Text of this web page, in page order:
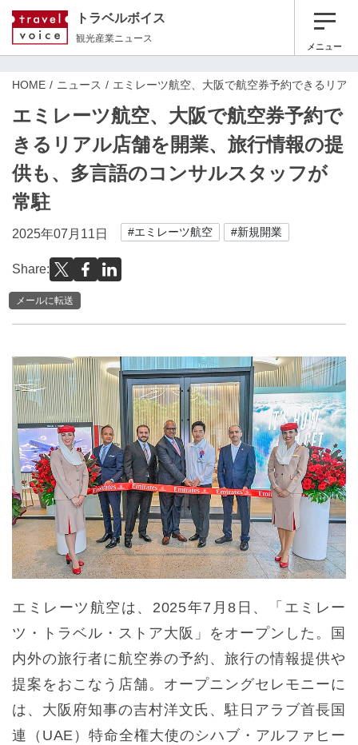
トラベルボイス
観光産業ニュース
メニュー
HOME ニュース エミレーツ航空、大阪で航空券予約できるリア
エミレーツ航空、大阪で航空券予約で
きるリアル店舗を開業、旅行情報の提
供も、多言語のコンサルスタッフが
常駐
2025年07月11日 #エミレーツ航空 #新規開業
Share:
メールに転送
エミレーツ航空は、2025年7月8日、「エミレー
ツ・トラベル・ストア大阪」をオープンした。国
内外の旅行者に航空券の予約、旅行の情報提供や
提案をおこなう店舗。オープニングセレモニーに
は、大阪府知事の吉村洋文氏、駐日アラブ首長国
連（UAE）特命全権大使のシハブ・アルファヒー